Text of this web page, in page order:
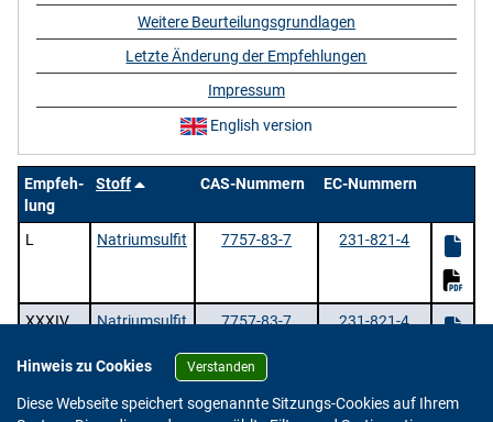
Empfeh-
lung
Stoff CAS-Nummern EC-Nummern
L Natriumsulfit 7757-83-7 231-821-4
XXXIV
Natriumsulfit
7757-83-7 231-821-4
2 Stoffe | / 1 | Zeige pro Seite.
Weitere Beurteilungsgrundlagen
Letzte Änderung der Empfehlungen
Impressum
English version
Hinweis zu Cookies Verstanden
Diese Webseite speichert sogenannte Sitzungs-Cookies auf Ihrem